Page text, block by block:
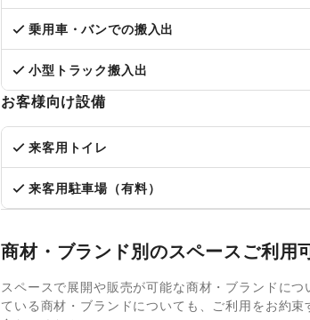
乗用車・バンでの搬入出
小型トラック搬入出
お客様向け設備
来客用トイレ
来客用駐車場（有料）
商材・ブランド別のスペースご利用
スペースで展開や販売が可能な商材・ブランドに
ている商材・ブランドについても、ご利用をお約